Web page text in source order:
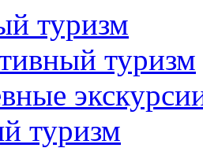
туризм
туризм
туризм